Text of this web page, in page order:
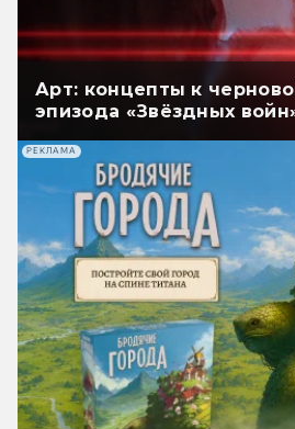
Арт: концепты к
эпизода «Звёздных
РЕКЛАМА